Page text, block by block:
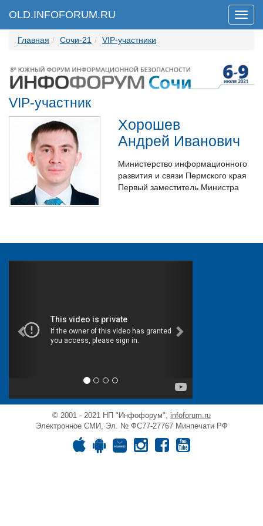
Меню
OLD.INFOFORUM.RU
Главная Сочи-21 VIP-участники
VIP-участник
Хорошев
Андрей Иванович
Министерство информационного
развития и связи Пермского края
Первый заместитель Министра
© 2001 - 2021 НП "Инфофорум", infoforum.ru
Электронное СМИ, Эл. № ФС77-27767 Минпечати РФ